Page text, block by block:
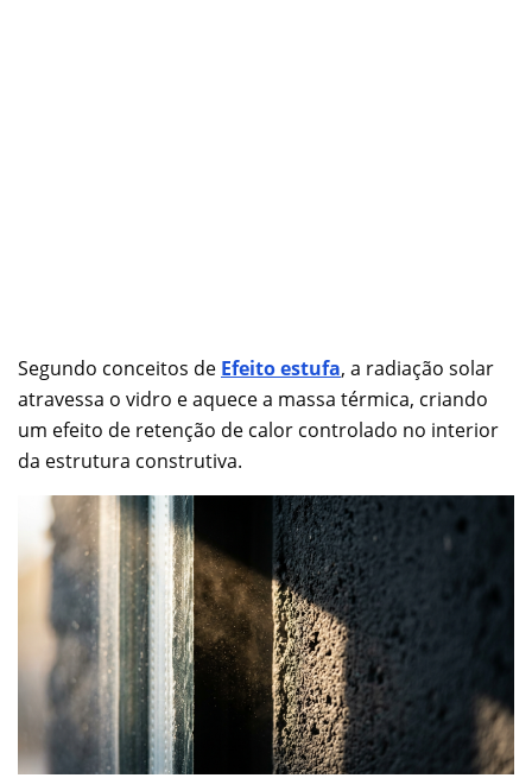
Segundo conceitos de Efeito estufa, a radiação solar
atravessa o vidro e aquece a massa térmica, criando
um efeito de retenção de calor controlado no interior
da estrutura construtiva.